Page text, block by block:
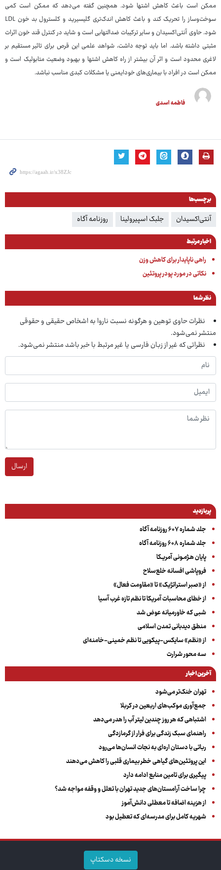
ممکن است باعث کاهش اشتها شود. همچنین گفته می‌دهد که ممکن است کمی
سوخت‌وساز را تحریک کند و باعث کاهش اندک‌تری گلیسیرید و کلسترول بد خون LDL
شود. حاوی آنتی‌اکسیدان و سایر ترکیبات ضدالتهابی است و شاید در کنترل قند خون اثرات
مثبتی داشته باشد. اما باید توجه داشت، شواهد علمی این قرص برای تاثیر مستقیم بر
لاغری محدود است و اثر آن بیشتر از راه کاهش اشتها و بهبود وضعیت متابولیک است و
ممکن است در افراد با بیماری‌های خودایمنی یا مشکلات کبدی مناسب نباشد.
فاطمه اسدی
برچسب‌ها
آنتی‌اکسیدان جلبک اسپیرولینا روزنامه آگاه
اخبار مرتبط
راهی ناپایدار برای کاهش وزن
نکاتی در مورد پودر پروتئین
نظر شما
نظرات حاوی توهین و هرگونه نسبت ناروا به اشخاص حقیقی و حقوقی
منتشر نمی‌شود.
نظراتی که غیر از زبان فارسی یا غیر مرتبط با خبر باشد منتشر نمی‌شود.
ارسال
پربازدید
جلد شماره ۶۰۷ روزنامه آگاه
جلد شماره ۶۰۸ روزنامه آگاه
پایان هـژمـونی آمریـکا
فروپاشی افسانه خلع‌سلاح
از «صبر استراتژیک» تا «مقاومت فعال»
از خطای محاسبات آمریکا تا نظم تازه غرب آسیا
شبی که خاورمیانه عوض شد
منطق دیدبانی تمدن اسلامی
از «نظم» سایکس-پیکویی تا نظم خمینی-خامنه‌ای
سه‌ محور شرارت
آخرین اخبار
تهران خنک‌تر می‌شود
جمع‌آوری موکب‌های اربعین در کربلا
اشتباهی که هر روز چندین لیتر آب را هدر می‌دهد
راهنمای سبک زندگی برای فرار از گرمازدگی
رباتی با دستان اره‌ای به نجات انسان‌ها می‌رود
این پروتئین‌های گیاهی خطر بیماری قلبی را کاهش می‌دهند
پیگیری برای تامین منابع ادامه دارد
چرا ساخت آرامستان‌های جدید تهران با تعلل و وقفه مواجه شد؟
از هزینه اضافه تا معطلی دانش‌آموز
شهریه کامل برای مدرسه‌ای که تعطیل بود
نسخه دسکتاپ